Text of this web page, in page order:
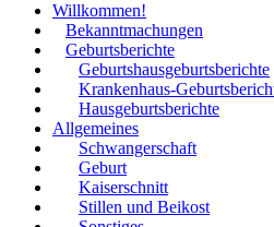
Willkommen!
Bekanntmachungen
Geburtsberichte
Geburtshausgeburtsberichte
Krankenhaus-
Hausgeburtsberichte
Allgemeines
Schwangerschaft
Geburt
Kaiserschnitt
Stillen und Beikost